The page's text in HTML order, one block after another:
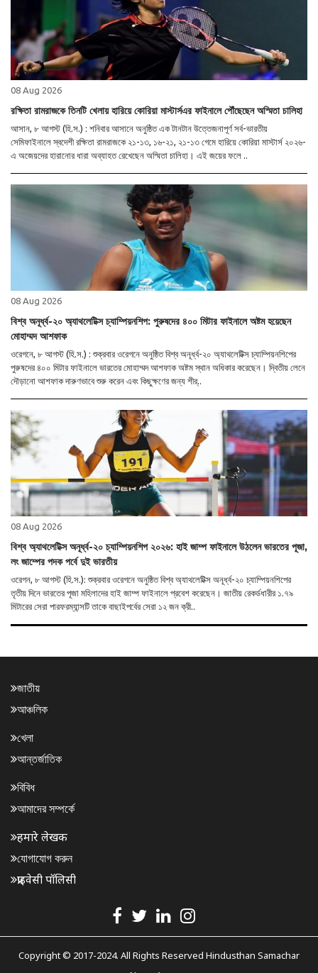
08 Aug 2026
রক্ষিতা রামরাজকে তিনটি খেলায় হারিয়ে কোরিয়া মাস্টার্সএর ফাইনালে পৌঁছেছেন অস্মিতা চালিহা
আসান, ৮ আগস্ট (হি.স.) : শনিবার আসানে অনুষ্ঠিত এক টানটান উত্তেজনাপূর্ণ সর্ব-ভারতীয়
সেমিফাইনালে স্বদেশী রক্ষিতা রামরাজকে ২১-১৩, ১৬-২১, ২১-১৩ গেমে হারিয়ে কোরিয়া মাস্টার্স ২০২৬-
এ অজেয়দের হারানোর ধারা অব্যাহত রেখেছেন অস্মিতা চালিহা। এই জয়ের ফলে ..
08 Aug 2026
বিশ্ব অনূর্ধ্ব-২০ অ্যাথলেটিক্স চ্যাম্পিয়নশিপ: পুরুষদের ৪০০ মিটার ফাইনালে অষ্টম হয়েছেন
মোহাম্মদ আশফাক
ওরেগনে, ৮ আগস্ট (হি.স.) : শুক্রবার ওরেগনে অনুষ্ঠিত বিশ্ব অনূর্ধ্ব-২০ অ্যাথলেটিক্স চ্যাম্পিয়নশিপের
পুরুষদের ৪০০ মিটার ফাইনালে ভারতের মোহাম্মদ আশফাক অষ্টম স্থান অধিকার করেছেন। দ্বিতীয় লেনে
দৌড়ানো আশফাক দারুণভাবে শুরু করেন এবং কিছুক্ষণের জন্য শীর্..
08 Aug 2026
বিশ্ব অ্যাথলেটিক্স অনূর্ধ্ব-২০ চ্যাম্পিয়নশিপ ২০২৬: হাই জাম্প ফাইনালে উঠলেন ভারতের পূজা,
লং জাম্পের পদক পর্বে দুই ভারতীয়
ওরেগন, ৮ আগস্ট (হি.স.): শুক্রবার ওরেগনে অনুষ্ঠিত বিশ্ব অ্যাথলেটিক্স অনূর্ধ্ব-২০ চ্যাম্পিয়নশিপের
তৃতীয় দিনে ভারতের পূজা মহিলাদের হাই জাম্প ফাইনালে প্রবেশ করেছেন। জাতীয় রেকর্ডধারীর ১.৭৯
মিটারের সেরা পারফরম্যান্সটি তাকে বাছাইপর্বের সেরা ১২ জন ক্রী..
জাতীয়
আঞ্চলিক
খেলা
আন্তর্জাতিক
বিবিধ
আমাদের সম্পর্কে
हमारे लेखक
যোগাযোগ করুন
प्राइवेसी पॉलिसी
Copyright © 2017-2024. All Rights Reserved Hindusthan Samachar